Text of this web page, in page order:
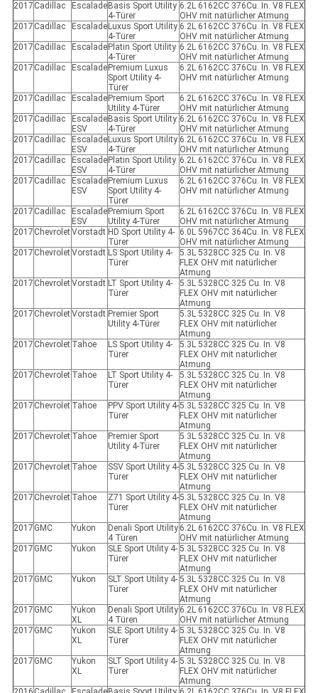
2017 Cadillac Escalade Basis Sport Utility
4-Türer
6.2L 6162CC 376Cu. In. V8 FLEX
OHV mit natürlicher Atmung
2017 Cadillac Escalade Luxus Sport Utility
4-Türer
6.2L 6162CC 376Cu. In. V8 FLEX
OHV mit natürlicher Atmung
2017 Cadillac Escalade Platin Sport Utility
4-Türer
6.2L 6162CC 376Cu. In. V8 FLEX
OHV mit natürlicher Atmung
2017 Cadillac Escalade Premium Luxus
Sport Utility 4-
Türer
6.2L 6162CC 376Cu. In. V8 FLEX
OHV mit natürlicher Atmung
2017 Cadillac Escalade Premium Sport
Utility 4-Türer
6.2L 6162CC 376Cu. In. V8 FLEX
OHV mit natürlicher Atmung
2017 Cadillac
Escalade
ESV
Basis Sport Utility
4-Türer
6.2L 6162CC 376Cu. In. V8 FLEX
OHV mit natürlicher Atmung
2017 Cadillac
Escalade
ESV
Luxus Sport Utility
4-Türer
6.2L 6162CC 376Cu. In. V8 FLEX
OHV mit natürlicher Atmung
2017 Cadillac
Escalade
ESV
Platin Sport Utility
4-Türer
6.2L 6162CC 376Cu. In. V8 FLEX
OHV mit natürlicher Atmung
2017 Cadillac
Escalade
ESV
Premium Luxus
Sport Utility 4-
Türer
6.2L 6162CC 376Cu. In. V8 FLEX
OHV mit natürlicher Atmung
2017 Cadillac
Escalade
ESV
Premium Sport
Utility 4-Türer
6.2L 6162CC 376Cu. In. V8 FLEX
OHV mit natürlicher Atmung
2017 ChevroletVorstadt HD Sport Utility 4-
Türer
6.0L 5967CC 364Cu. In. V8 FLEX
OHV mit natürlicher Atmung
2017 ChevroletVorstadt LS Sport Utility 4-
Türer
5.3L 5328CC 325 Cu. In. V8
FLEX OHV mit natürlicher
Atmung
2017 ChevroletVorstadt LT Sport Utility 4-
Türer
5.3L 5328CC 325 Cu. In. V8
FLEX OHV mit natürlicher
Atmung
2017 ChevroletVorstadt Premier Sport
Utility 4-Türer
5.3L 5328CC 325 Cu. In. V8
FLEX OHV mit natürlicher
Atmung
2017 Chevrolet Tahoe
LS Sport Utility 4-
Türer
5.3L 5328CC 325 Cu. In. V8
FLEX OHV mit natürlicher
Atmung
2017 Chevrolet Tahoe
LT Sport Utility 4-
Türer
5.3L 5328CC 325 Cu. In. V8
FLEX OHV mit natürlicher
Atmung
2017 Chevrolet Tahoe
PPV Sport Utility 4-
Türer
5.3L 5328CC 325 Cu. In. V8
FLEX OHV mit natürlicher
Atmung
2017 Chevrolet Tahoe
Premier Sport
Utility 4-Türer
5.3L 5328CC 325 Cu. In. V8
FLEX OHV mit natürlicher
Atmung
2017 Chevrolet Tahoe
SSV Sport Utility 4-
Türer
5.3L 5328CC 325 Cu. In. V8
FLEX OHV mit natürlicher
Atmung
2017 Chevrolet Tahoe
Z71 Sport Utility 4-
Türer
5.3L 5328CC 325 Cu. In. V8
FLEX OHV mit natürlicher
Atmung
2017 GMC Yukon
Denali Sport Utility
4 Türen
6.2L 6162CC 376Cu. In. V8 FLEX
OHV mit natürlicher Atmung
2017 GMC Yukon
SLE Sport Utility 4-
Türer
5.3L 5328CC 325 Cu. In. V8
FLEX OHV mit natürlicher
Atmung
2017 GMC Yukon
SLT Sport Utility 4-
Türer
5.3L 5328CC 325 Cu. In. V8
FLEX OHV mit natürlicher
Atmung
2017 GMC
Yukon
XL
Denali Sport Utility
4 Türen
6.2L 6162CC 376Cu. In. V8 FLEX
OHV mit natürlicher Atmung
2017 GMC
Yukon
XL
SLE Sport Utility 4-
Türer
5.3L 5328CC 325 Cu. In. V8
FLEX OHV mit natürlicher
Atmung
2017 GMC
Yukon
XL
SLT Sport Utility 4-
Türer
5.3L 5328CC 325 Cu. In. V8
FLEX OHV mit natürlicher
Atmung